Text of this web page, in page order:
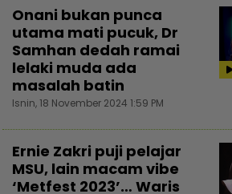
Onani bukan punca
utama mati pucuk, Dr
Samhan dedah ramai
lelaki muda ada
masalah batin
Isnin, 18 November 2024 1:59 PM
Ernie Zakri puji pelajar
MSU, lain macam vibe
‘Metfest 2023’… Waris